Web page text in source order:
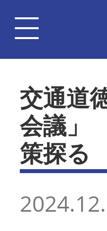
交通道
会議」
策探る